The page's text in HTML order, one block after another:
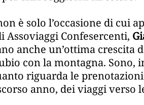
è solo l’occasione di cui
Assoviaggi Confesercenti,
anche un’ottima
con la montagna.
riguarda le
anno, dei viaggi verso